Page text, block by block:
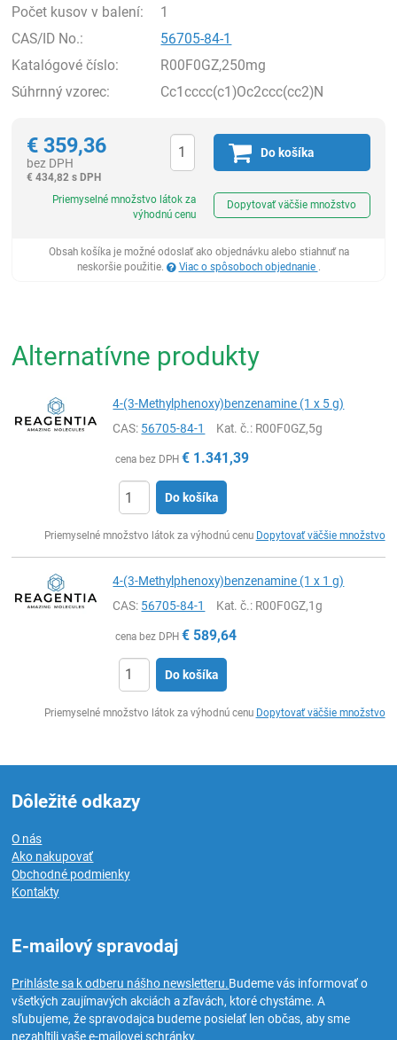
Počet kusov v balení:
1
CAS/ID No.:
56705-84-1
Katalógové číslo:
R00F0GZ,250mg
Súhrnný vzorec:
Cc1cccc(c1)Oc2ccc(cc2)N
€ 359,36
bez DPH
€ 434,82 s DPH
Do košíka
Priemyselné množstvo látok za
výhodnú cenu
Dopytovať väčšie množstvo
Obsah košíka je možné odoslať ako objednávku alebo stiahnuť na
neskoršie použitie.
Viac o spôsoboch objednanie .
Alternatívne produkty
4-(3-Methylphenoxy)benzenamine (1 x 5 g)
CAS: 56705-84-1 Kat. č.: R00F0GZ,5g
cena bez DPH € 1.341,39
Do košíka
Priemyselné množstvo látok za výhodnú cenu Dopytovať väčšie množstvo
4-(3-Methylphenoxy)benzenamine (1 x 1 g)
CAS: 56705-84-1 Kat. č.: R00F0GZ,1g
cena bez DPH € 589,64
Do košíka
Priemyselné množstvo látok za výhodnú cenu Dopytovať väčšie množstvo
Dôležité odkazy
O nás
Ako nakupovať
Obchodné podmienky
Kontakty
E-mailový spravodaj
Prihláste sa k odberu nášho newsletteru.Budeme vás informovať o
všetkých zaujímavých akciách a zľavách, ktoré chystáme. A
sľubujeme, že spravodajca budeme posielať len občas, aby sme
nezahltili vaše e-mailovej schránky.